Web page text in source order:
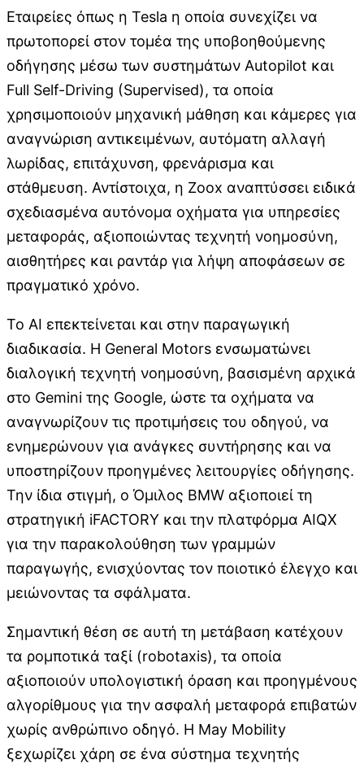
Εταιρείες όπως η Tesla η οποία συνεχίζει να
πρωτοπορεί στον τομέα της υποβοηθούμενης
οδήγησης μέσω των συστημάτων Autopilot και
Full Self-Driving (Supervised), τα οποία
χρησιμοποιούν μηχανική μάθηση και κάμερες για
αναγνώριση αντικειμένων, αυτόματη αλλαγή
λωρίδας, επιτάχυνση, φρενάρισμα και
στάθμευση. Αντίστοιχα, η Zoox αναπτύσσει ειδικά
σχεδιασμένα αυτόνομα οχήματα για υπηρεσίες
μεταφοράς, αξιοποιώντας τεχνητή νοημοσύνη,
αισθητήρες και ραντάρ για λήψη αποφάσεων σε
πραγματικό χρόνο.
Το AI επεκτείνεται και στην παραγωγική
διαδικασία. Η General Motors ενσωματώνει
διαλογική τεχνητή νοημοσύνη, βασισμένη αρχικά
στο Gemini της Google, ώστε τα οχήματα να
αναγνωρίζουν τις προτιμήσεις του οδηγού, να
ενημερώνουν για ανάγκες συντήρησης και να
υποστηρίζουν προηγμένες λειτουργίες οδήγησης.
Την ίδια στιγμή, ο Όμιλος BMW αξιοποιεί τη
στρατηγική iFACTORY και την πλατφόρμα AIQX
για την παρακολούθηση των γραμμών
παραγωγής, ενισχύοντας τον ποιοτικό έλεγχο και
μειώνοντας τα σφάλματα.
Σημαντική θέση σε αυτή τη μετάβαση κατέχουν
τα ρομποτικά ταξί (robotaxis), τα οποία
αξιοποιούν υπολογιστική όραση και προηγμένους
αλγορίθμους για την ασφαλή μεταφορά επιβατών
χωρίς ανθρώπινο οδηγό. Η May Mobility
ξεχωρίζει χάρη σε ένα σύστημα τεχνητής